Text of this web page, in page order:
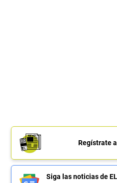
Regístrate
Siga las noticias de